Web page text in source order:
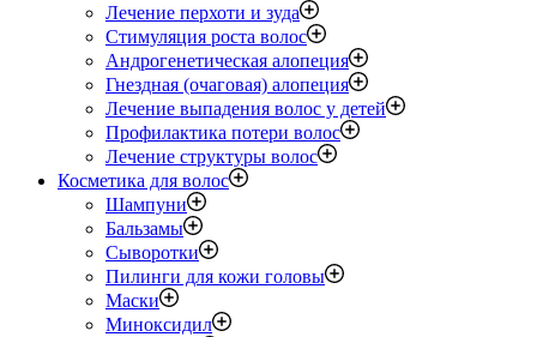
Лечение перхоти и зуда
Стимуляция роста волос
Андрогенетическая алопеция
Гнездная (очаговая) алопеция
Лечение выпадения волос у детей
Профилактика потери волос
Лечение структуры волос
Косметика для волос
Шампуни
Бальзамы
Сыворотки
Пилинги для кожи головы
Маски
Миноксидил